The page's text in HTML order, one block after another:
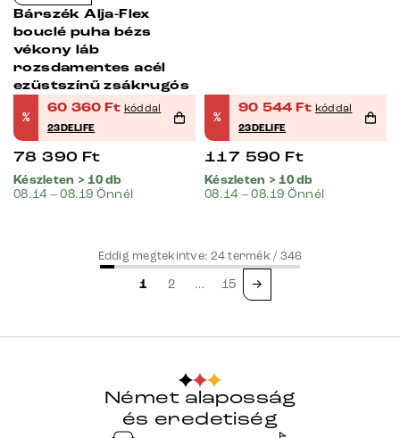
Bárszék Alja-Flex
bouclé puha bézs
vékony láb
rozsdamentes acél
ezüstszínű zsákrugós
%
60 360 Ft kóddal
23DELIFE
78 390 Ft
Készleten > 10 db
08.14 – 08.19 Önnél
%
90 544 Ft kóddal
23DELIFE
117 590 Ft
Készleten > 10 db
08.14 – 08.19 Önnél
Eddig megtekintve: 24termék / 346
1 2 … 15 →
Német alaposság
és eredetiség